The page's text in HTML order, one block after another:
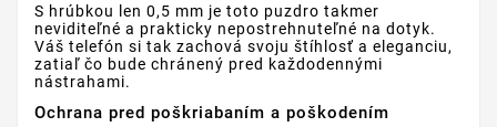
S hrúbkou len 0,5 mm je toto puzdro takmer
neviditeľné a prakticky nepostrehnuteľné na dotyk.
Váš telefón si tak zachová svoju štíhlosť a eleganciu,
zatiaľ čo bude chránený pred každodennými
nástrahami.
Ochrana pred poškriabaním a poškodením